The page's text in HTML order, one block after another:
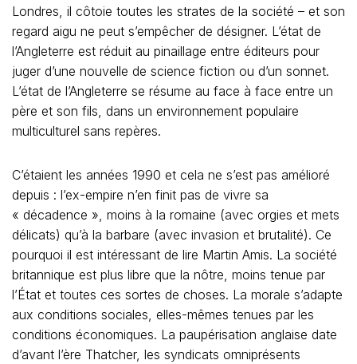
Londres, il côtoie toutes les strates de la société – et son
regard aigu ne peut s’empêcher de désigner. L’état de
l’Angleterre est réduit au pinaillage entre éditeurs pour
juger d’une nouvelle de science fiction ou d’un sonnet.
L’état de l’Angleterre se résume au face à face entre un
père et son fils, dans un environnement populaire
multiculturel sans repères.
C’étaient les années 1990 et cela ne s’est pas amélioré
depuis : l’ex-empire n’en finit pas de vivre sa
« décadence », moins à la romaine (avec orgies et mets
délicats) qu’à la barbare (avec invasion et brutalité). Ce
pourquoi il est intéressant de lire Martin Amis. La société
britannique est plus libre que la nôtre, moins tenue par
l’État et toutes ces sortes de choses. La morale s’adapte
aux conditions sociales, elles-mêmes tenues par les
conditions économiques. La paupérisation anglaise date
d’avant l’ère Thatcher, les syndicats omniprésents